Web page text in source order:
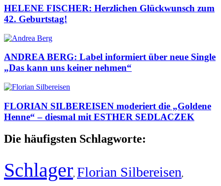
HELENE FISCHER: Herzlichen Glückwunsch zum
42. Geburtstag!
ANDREA BERG: Label informiert über neue Single
„Das kann uns keiner nehmen“
FLORIAN SILBEREISEN moderiert die „Goldene
Henne“ – diesmal mit ESTHER SEDLACZEK
Die häufigsten Schlagworte:
Schlager, Florian Silbereisen,